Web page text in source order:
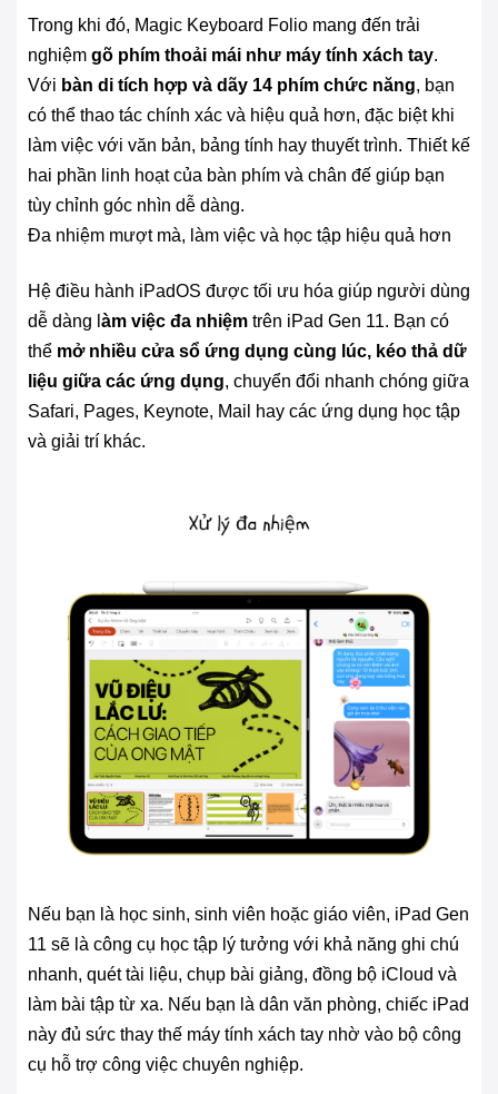
Trong khi đó, Magic Keyboard Folio mang đến trải
nghiệm gõ phím thoải mái như máy tính xách tay.
Với bàn di tích hợp và dãy 14 phím chức năng, bạn
có thể thao tác chính xác và hiệu quả hơn, đặc biệt khi
làm việc với văn bản, bảng tính hay thuyết trình. Thiết kế
hai phần linh hoạt của bàn phím và chân đế giúp bạn
tùy chỉnh góc nhìn dễ dàng.
Đa nhiệm mượt mà, làm việc và học tập hiệu quả hơn
Hệ điều hành iPadOS được tối ưu hóa giúp người dùng
dễ dàng l àm việc đa nhiệm trên iPad Gen 11. Bạn có
thể mở nhiều cửa sổ ứng dụng cùng lúc, kéo thả dữ
liệu giữa các ứng dụng, chuyển đổi nhanh chóng giữa
Safari, Pages, Keynote, Mail hay các ứng dụng học tập
và giải trí khác.
Nếu bạn là học sinh, sinh viên hoặc giáo viên, iPad Gen
11 sẽ là công cụ học tập lý tưởng với khả năng ghi chú
nhanh, quét tài liệu, chụp bài giảng, đồng bộ iCloud và
làm bài tập từ xa. Nếu bạn là dân văn phòng, chiếc iPad
này đủ sức thay thế máy tính xách tay nhờ vào bộ công
cụ hỗ trợ công việc chuyên nghiệp.